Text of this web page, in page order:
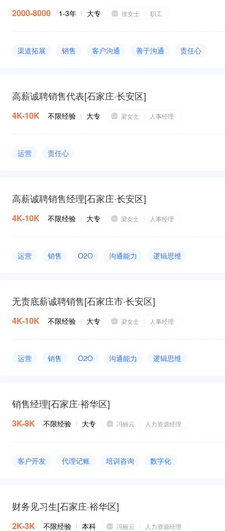
2000-8000 1-3年 大专 徐女士 职工
渠道拓展 销售 客户沟通 善于沟通 责任心
高薪诚聘销售代表[石家庄·长安区]
4K-10K 不限经验 大专 梁女士 人事经理
运营 责任心
高薪诚聘销售经理[石家庄·长安区]
4K-10K 不限经验 大专 梁女士 人事经理
运营 销售 O2O 沟通能力 逻辑思维
无责底薪诚聘销售[石家庄市·长安区]
4K-10K 不限经验 大专 梁女士 人事经理
运营 销售 O2O 沟通能力 逻辑思维
销售经理[石家庄·裕华区]
3K-8K 不限经验 大专 冯丽云 人力资源经理
客户开发 代理记账 培训咨询
数字化
财务见习生[石家庄·裕华区]
2K-3K 不限经验 本科 冯丽云 人力资源经理